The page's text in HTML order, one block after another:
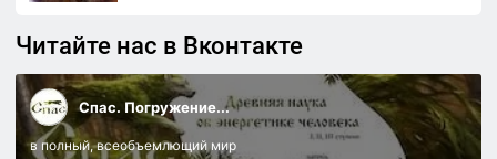
Читайте нас в Вконтакте
Спас. Погружение...
в полный, всеобъемлющий мир